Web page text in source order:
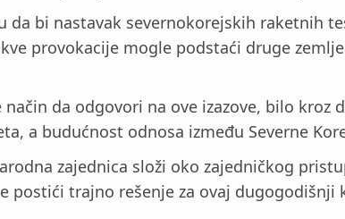
da bi nastavak severnokorejskih raketnih
provokacije mogle podstaći druge
da odgovori na ove izazove, bilo
a budućnost odnosa između Severne
zajednica složi oko zajedničkog
postići trajno rešenje za ovaj dugogodišnji